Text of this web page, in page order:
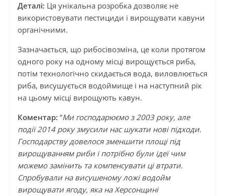
Деталі: Ця унікальна розробка дозволяє не
використовувати пестициди і вирощувати кавуни
органічними.
Зазначається, що рибосівозміна, це коли протягом
одного року на одному місці вирощується риба,
потім технологічно скидається вода, виловлюється
риба, висушується водоймище і на наступний рік
на цьому місці вирощують кавун.
Коментар: “Ми господарюємо з 2003 року, але
події 2014 року змусили нас шукати нові підходи.
Господарству довелося зменшити площі під
вирощуванням риби і потрібно були ідеї чим
можемо замінить та компенсувати ці втрати.
Спробували на висушеному ложі водойм
вирощувати ягоду, яка на Херсонщині